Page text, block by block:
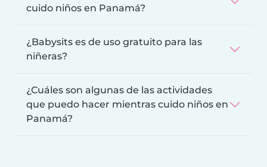
cuido niños en Panamá?
¿Babysits es de uso gratuito para las
niñeras?
¿Cuáles son algunas de las actividades
que puedo hacer mientras cuido niños en
Panamá?